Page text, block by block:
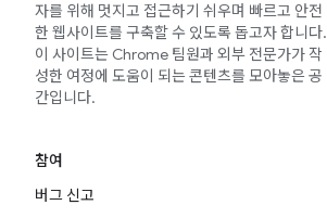
자를 위해 멋지고 접근하기 쉬우며 빠르고 안전
한 웹사이트를 구축할 수 있도록 돕고자 합니다.
이 사이트는 Chrome 팀원과 외부 전문가가 작
성한 여정에 도움이 되는 콘텐츠를 모아놓은 공
간입니다.
참여
버그 신고